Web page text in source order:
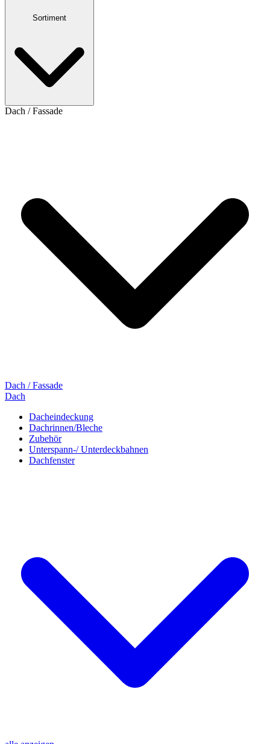
Sortiment
Dach / Fassade
Dach / Fassade
Dach
Dacheindeckung
Dachrinnen/Bleche
Zubehör
Unterspann-/ Unterdeckbahnen
Dachfenster